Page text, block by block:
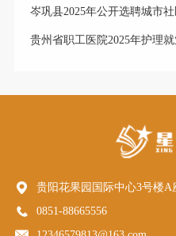
岑巩县2025年公开选聘城市
贵州省职工医院2025年护理
贵阳花果园国际中心3号楼A
0851-88665556